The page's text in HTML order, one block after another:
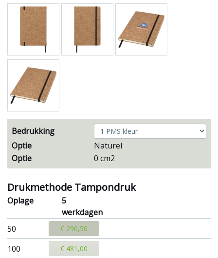
Bedrukking
Optie
Naturel
Optie
0 cm2
Drukmethode Tampondruk
Oplage
5
werkdagen
50
€ 290,50
100 € 481,00